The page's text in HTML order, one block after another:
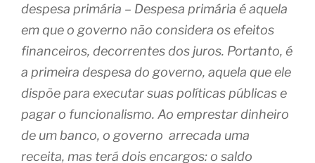
despesa primária – Despesa primária é aquela
em que o governo não considera os efeitos
financeiros, decorrentes dos juros. Portanto, é
a primeira despesa do governo, aquela que ele
dispõe para executar suas políticas públicas e
pagar o funcionalismo. Ao emprestar dinheiro
de um banco, o governo arrecada uma
receita, mas terá dois encargos: o saldo